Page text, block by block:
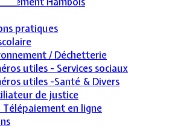
pratiques
/ Déchetterie
utiles - Services sociaux
utiles -Santé & Divers
de justice
Télépaiement en ligne